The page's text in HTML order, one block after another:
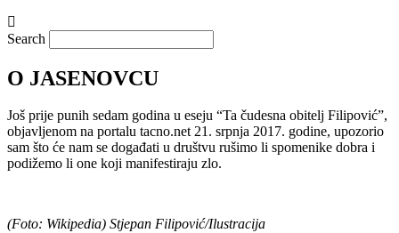
Search
O JASENOVCU
Još prije punih sedam godina u eseju “Ta čudesna obitelj Filipović”,
objavljenom na portalu tacno.net 21. srpnja 2017. godine, upozorio
sam što će nam se događati u društvu rušimo li spomenike dobra i
podižemo li one koji manifestiraju zlo.
(Foto: Wikipedia) Stjepan Filipović/Ilustracija